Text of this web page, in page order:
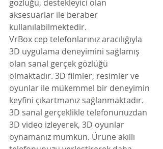
gözlüğü, destekleyici olan
aksesuarlar ile beraber
kullanılabilmektedir.
VrBox cep telefonlarınız aracılığıyla
3D uygulama deneyimini sağlamış
olan sanal gerçek gözlüğü
olmaktadır. 3D filmler, resimler ve
oyunlar ile mükemmel bir deneyimin
keyfini çıkartmanız sağlanmaktadır.
3D sanal gerçeklikle telefonunuzdan
3D video izleyerek, 3D oyunlar
oynamanız mümkün. Ürüne akıllı